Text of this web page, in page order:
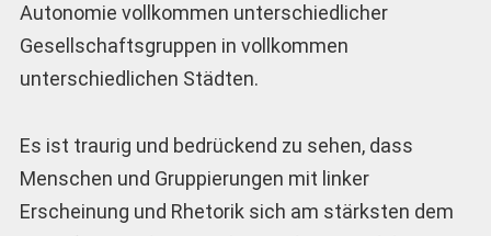
Autonomie vollkommen unterschiedlicher
Gesellschaftsgruppen in vollkommen
unterschiedlichen Städten.
Es ist traurig und bedrückend zu sehen, dass
Menschen und Gruppierungen mit linker
Erscheinung und Rhetorik sich am stärksten dem